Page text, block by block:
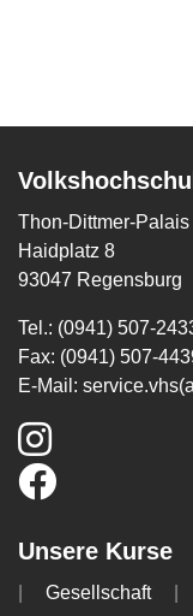
Thon-Dittmer-Palais
Haidplatz 8
93047 Regensburg
Tel.: (0941) 507-
Fax: (0941) 507-
E-Mail:
Unsere Kurse
Gesellschaft